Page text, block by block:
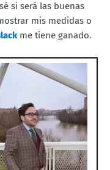
si será las buenas
mis medidas o
me tiene ganado.